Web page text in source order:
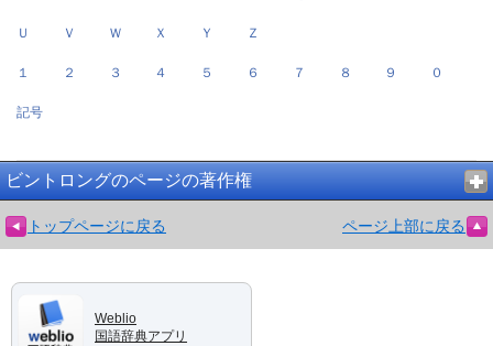
Ｕ Ｖ Ｗ Ｘ Ｙ Ｚ
１ ２ ３ ４ ５ ６ ７ ８ ９ ０
記号
ビントロングのページの著作権
トップページに戻る ページ上部に戻る
Weblio
国語辞典アプリ